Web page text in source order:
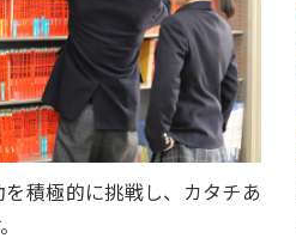
積極的に挑戦し、カタチあ